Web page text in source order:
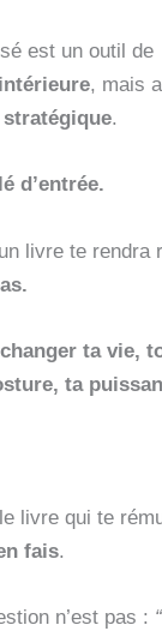
est un outil de
, mais
.
d’entrée.
livre te rendra
changer ta vie,
ta
livre qui te
fais.
n’est pas :